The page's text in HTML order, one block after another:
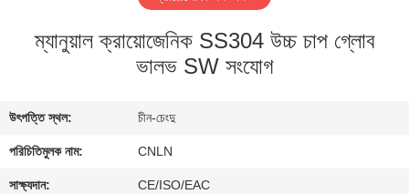
কারখানা
মান
নিয়ন্ত্রণ
ম্যানুয়াল ক্রায়োজেনিক SS304 উচ্চ চাপ গ্লোব
ভালভ SW সংযোগ
উৎপত্তি স্থল: চীন-চেংদু
পরিচিতিমুলক নাম: CNLN
সাক্ষ্যদান: CE/ISO/EAC